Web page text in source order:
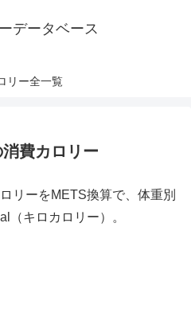
データベース
リー全一覧
費カロリー
リーをMETS換算で、体重別
（キロカロリー）。